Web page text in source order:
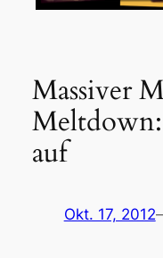
Massiver
auf
Okt. 17, 2012